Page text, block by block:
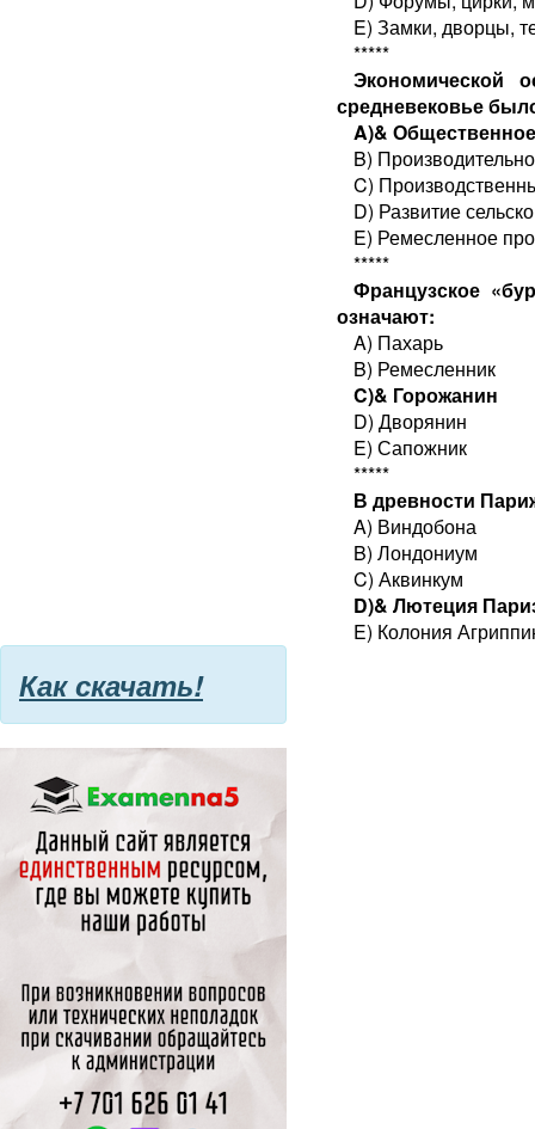
E) Замки, дворцы,
*****
Экономической
средневековье
A)&
B)
C)
D) Развитие
E) Ремесленное
*****
Французское
означают:
A) Пахарь
B) Ремесленник
C)& Горожанин
D) Дворянин
E) Сапожник
*****
В древности
A) Виндобона
B) Лондониум
C) Аквинкум
D)& Лютеция
E) Колония
Как скачать!